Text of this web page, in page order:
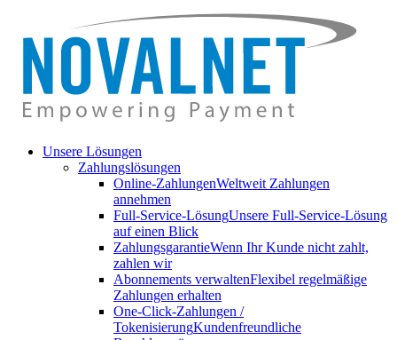
Unsere Lösungen
Zahlungslösungen
Online-ZahlungenWeltweit Zahlungen
annehmen
Full-Service-LösungUnsere Full-Service-Lösung
auf einen Blick
ZahlungsgarantieWenn Ihr Kunde nicht zahlt,
zahlen wir
Abonnements verwaltenFlexibel regelmäßige
Zahlungen erhalten
One-Click-Zahlungen /
TokenisierungKundenfreundliche